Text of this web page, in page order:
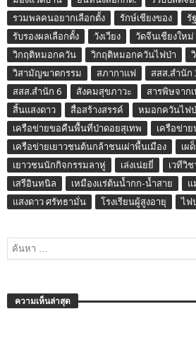
รวมพลคนอยากเลือกตั้ง
รักษ์เชียงของ
รั
รับรองผลเลือกตั้ง
วังเวียง วัดจีนเชียงใหม่
วิกฤติหมอกควัน
วิกฤติหมอกควันไฟป่า
วิสามัญฆาตกรรม
สภากาแฟ สสส.สำนัก
สสส.สำนัก 6
สังคมสุขภาวะ
สารพิษจาก
สิ้นแสงดาว
สื่อสร้างสรรค์ หมอกควันไฟ
เครือข่ายขอคืนพื้นที่ป่าดอยสุเทพ
เครือข่า
เครือข่ายเยาวชนต้นกล้าชนเผ่าพื้นเมือง
เผ
เยาวชนนักกิจกรรมลาหู่
เล่งเน่ยยี่
เวทีวิ
เสรีอินทนิล
เหมืองแร่ต้นน้ำกก-น้ำสาย แ
แสงดาว ศรัทธามั่น
โรงเรียนผู้สูงอายุ ไฟ
ความเห็นล่าสุด